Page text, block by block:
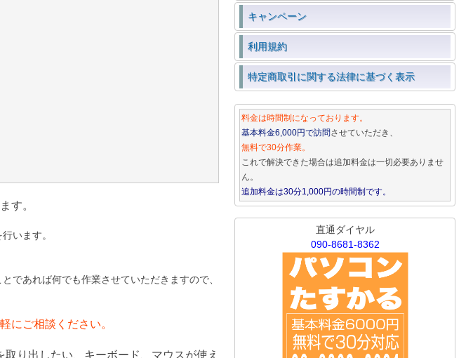
す。
います。
であれば何でも作業させていただきますので、
にご相談ください。
り出したい、キーボード、マウスが使え
キャンペーン
利用規約
特定商取引に関する法律に基づく表示
料金は時間制になっております。
基本料金6,000円で訪問させていただき、
無料で30分作業。
これで解決できた場合は追加料金は一切必要ありませ
ん。
追加料金は30分1,000円の時間制です。
直通ダイヤル
090-8681-8362